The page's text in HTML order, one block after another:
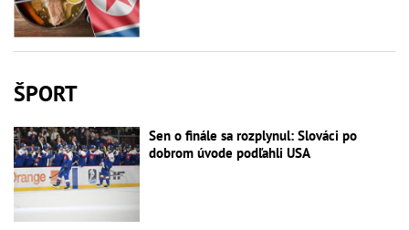
ŠPORT
Sen o finále sa rozplynul: Slováci po
dobrom úvode podľahli USA